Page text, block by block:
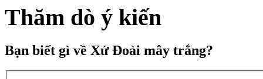
Thăm dò ý kiến
Bạn biết gì về Xứ Đoài mây trắng?